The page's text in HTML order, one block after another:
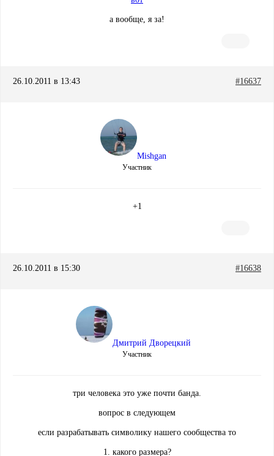
а вообще, я за!
26.10.2011 в 13:43 #16637
Mishgan
Участник
+1
26.10.2011 в 15:30 #16638
Дмитрий Дворецкий
Участник
три человека это уже почти банда.
вопрос в следующем
если разрабатывать символику нашего сообщества то
1. какого размера?